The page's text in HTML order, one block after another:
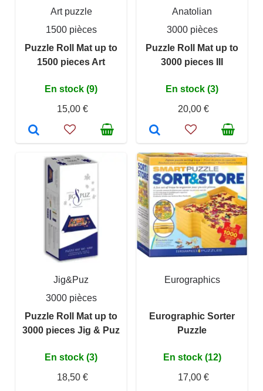
Art puzzle
1500 pièces
Puzzle Roll Mat up to
1500 pieces Art
En stock (9)
15,00 €
Anatolian
3000 pièces
Puzzle Roll Mat up to
3000 pieces III
En stock (3)
20,00 €
Jig&Puz
3000 pièces
Puzzle Roll Mat up to
3000 pieces Jig & Puz
En stock (3)
18,50 €
Eurographics
Eurographic Sorter
Puzzle
En stock (12)
17,00 €